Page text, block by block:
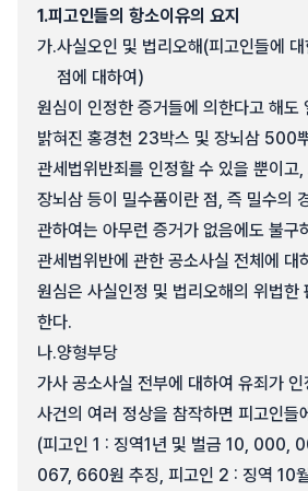
1.피고인들의 항소이유의 요지
가.사실오인 및 법리오해(피고인들에
점에 대하여)
원심이 인정한 증거들에 의한다고 해도
밝혀진 홍경천 23박스 및 장뇌삼 500
관세법위반죄를 인정할 수 있을 뿐이고,
장뇌삼 등이 밀수품이란 점, 즉 밀수의
관하여는 아무런 증거가 없음에도 불구
관세법위반에 관한 공소사실 전체에 대
원심은 사실인정 및 법리오해의 위법한
한다.
나.양형부당
가사 공소사실 전부에 대하여 유죄가 인
사건의 여러 정상을 참작하면 피고인들
(피고인 1 : 징역1년 및 벌금 10, 000,
067, 660원 추징, 피고인 2 : 징역 10